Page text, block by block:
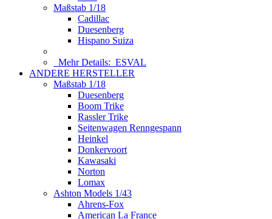
Maßstab 1/18
Cadillac
Duesenberg
Hispano Suiza
Mehr Details: ESVAL
ANDERE HERSTELLER
Maßstab 1/18
Duesenberg
Boom Trike
Rassler Trike
Seitenwagen Renngespann
Heinkel
Donkervoort
Kawasaki
Norton
Lomax
Ashton Models 1/43
Ahrens-Fox
American La France